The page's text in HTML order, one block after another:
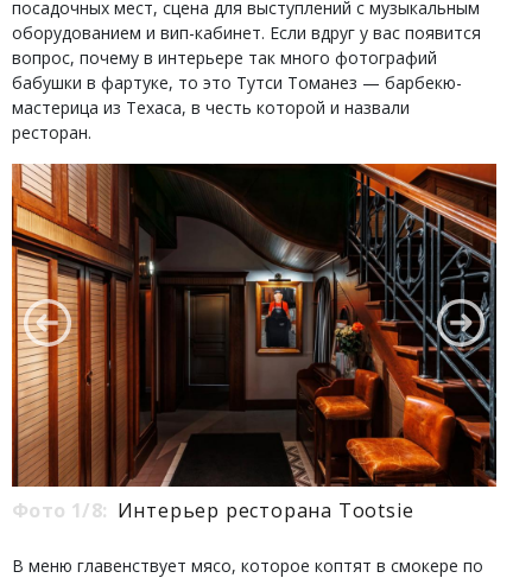
посадочных мест, сцена для выступлений с музыкальным
оборудованием и вип-кабинет. Если вдруг у вас появится
вопрос, почему в интерьере так много фотографий
бабушки в фартуке, то это Тутси Томанез — барбекю-
мастерица из Техаса, в честь которой и назвали
ресторан.
Фото 1/8: Интерьер ресторана Tootsie
В меню главенствует мясо, которое коптят в смокере по